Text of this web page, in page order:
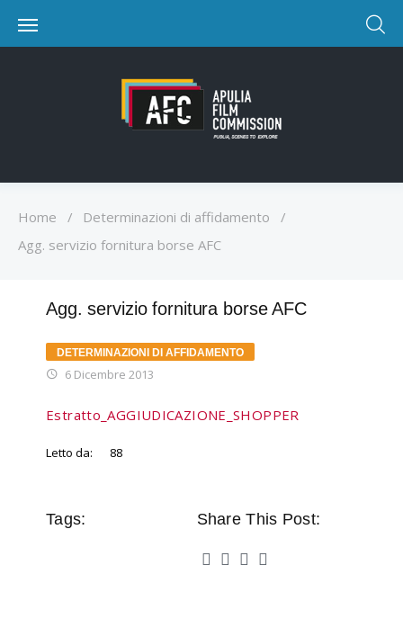
Home / Determinazioni di affidamento
/
Agg. servizio fornitura borse AFC
Agg. servizio fornitura borse AFC
DETERMINAZIONI DI AFFIDAMENTO
6 Dicembre 2013
Estratto_AGGIUDICAZIONE_SHOPPER
Letto da: 88
Tags: Share This Post: